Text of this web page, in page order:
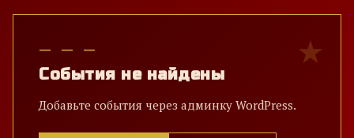
— — —
События не найдены
Добавьте события через админку WordPress.